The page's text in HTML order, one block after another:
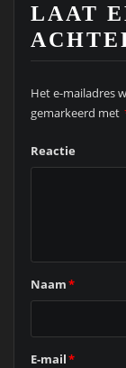
LAAT
Het e-mailadres
gemarkeerd met
Reactie
Naam*
E-mail*